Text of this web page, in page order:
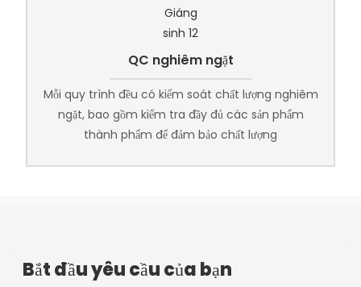
QC nghiêm ngặt
Mỗi quy trình đều có kiểm soát chất lượng nghiêm
ngặt, bao gồm kiểm tra đầy đủ các sản phẩm
thành phẩm để đảm bảo chất lượng
Bắt đầu yêu cầu của bạn